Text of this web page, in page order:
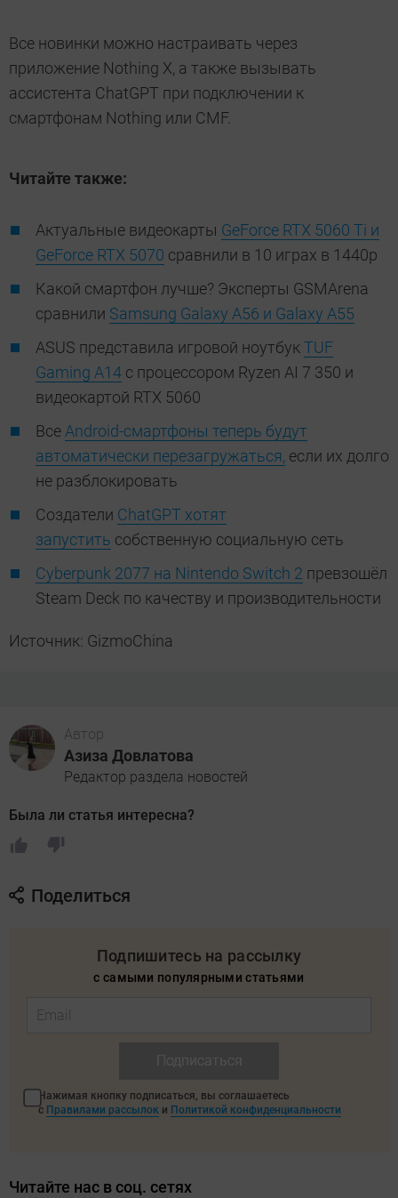
Все новинки можно настраивать через
приложение Nothing X, а также вызывать
ассистента ChatGPT при подключении к
смартфонам Nothing или CMF.
Читайте также:
Актуальные видеокарты GeForce RTX 5060 Ti и
GeForce RTX 5070 сравнили в 10 играх в 1440p
Какой смартфон лучше? Эксперты GSMArena
сравнили Samsung Galaxy A56 и Galaxy A55
ASUS представила игровой ноутбукTUF
Gaming A14 с процессором Ryzen AI 7 350 и
видеокартой RTX 5060
ВсеAndroid-смартфоны теперь будут
автоматически перезагружаться, если их долго
не разблокировать
Создатели ChatGPT хотят
запустить собственную социальную сеть
Cyberpunk 2077 на Nintendo Switch 2 превзошёл
Steam Deck по качеству и производительности
Источник: GizmoChina
Автор
Азиза Довлатова
Редактор раздела новостей
Была ли статья интересна?
Поделиться
Подпишитесь на рассылку
с самыми популярными статьями
Нажимая кнопку подписаться, вы соглашаетесь
с Правилами рассылок и Политикой конфиденциальности
Читайте нас в соц. сетях